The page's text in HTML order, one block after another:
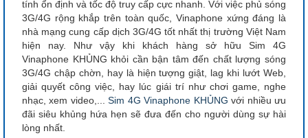
tính ổn định và tốc độ truy cấp cực nhanh. Với việc phủ sóng
3G/4G rộng khắp trên toàn quốc, Vinaphone xứng đáng là
nhà mạng cung cấp dịch 3G/4G tốt nhất thị trường Việt Nam
hiện nay. Như vậy khi khách hàng sở hữu Sim 4G
Vinaphone KHỦNG khỏi cần bận tâm đến chất lượng sóng
3G/4G chập chờn, hay là hiện tượng giật, lag khi lướt Web,
giải quyết công việc, hay lúc giái trí như chơi game, nghe
nhạc, xem video,...Sim 4G Vinaphone KHỦNG với nhiều ưu
đãi siêu khủng hứa hẹn sẽ đưa đến cho người dùng sự hài
lòng nhất.